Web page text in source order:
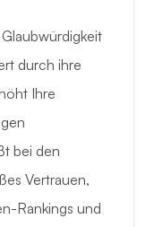
durch ihre
Ihre
bei den
Vertrauen,
Rankings und